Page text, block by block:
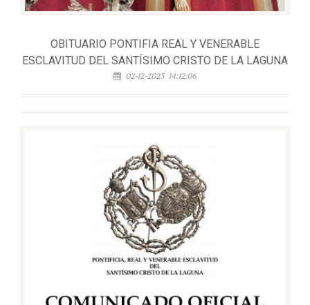
OBITUARIO PONTIFIA REAL Y VENERABLE
ESCLAVITUD DEL SANTÍSIMO CRISTO DE LA LAGUNA
02-12-2025 14:12:06